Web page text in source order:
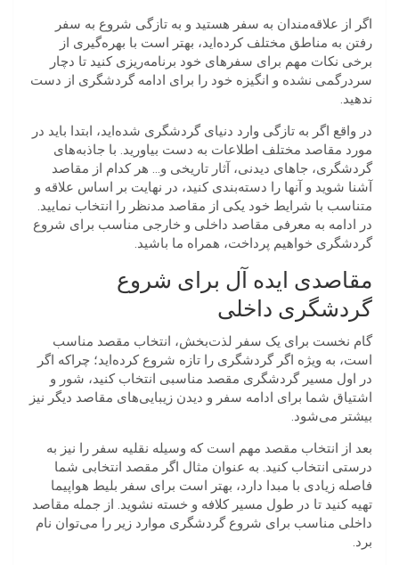
اگر از علاقه‌مندان به سفر هستید و به تازگی شروع به سفر
رفتن به مناطق مختلف کرده‌اید، بهتر است با بهره‌گیری از
برخی نکات مهم برای سفرهای خود برنامه‌ریزی کنید تا دچار
سردرگمی نشده و انگیزه خود را برای ادامه گردشگری از دست
ندهید.
در واقع اگر به تازگی وارد دنیای گردشگری شده‌اید، ابتدا باید در
مورد مقاصد مختلف اطلاعات به دست بیاورید. با جاذبه‌های
گردشگری، جاهای دیدنی، آثار تاریخی و… هر کدام از مقاصد
آشنا شوید و آنها را دسته‎‌بندی کنید، در نهایت بر اساس علاقه و
متناسب با شرایط خود یکی از مقاصد مدنظر را انتخاب نمایید.
در ادامه به معرفی مقاصد داخلی و خارجی مناسب برای شروع
گردشگری خواهیم پرداخت، همراه ما باشید.
مقاصدی ایده‌ آل برای شروع
گردشگری داخلی
گام نخست برای یک سفر لذت‌بخش، انتخاب مقصد مناسب
است، به ویژه اگر گردشگری را تازه شروع کرده‌اید؛ چراکه اگر
در اول مسیر گردشگری مقصد مناسبی انتخاب کنید، شور و
اشتیاق شما برای ادامه سفر و دیدن زیبایی‌های مقاصد دیگر نیز
بیشتر می‌شود.
بعد از انتخاب مقصد مهم است که وسیله نقلیه سفر را نیز به
درستی انتخاب کنید. به عنوان مثال اگر مقصد انتخابی شما
فاصله زیادی با مبدا دارد، بهتر است برای سفر بلیط هواپیما
تهیه کنید تا در طول مسیر کلافه و خسته نشوید. از جمله مقاصد
داخلی مناسب برای شروع گردشگری موارد زیر را می‌توان نام
برد.